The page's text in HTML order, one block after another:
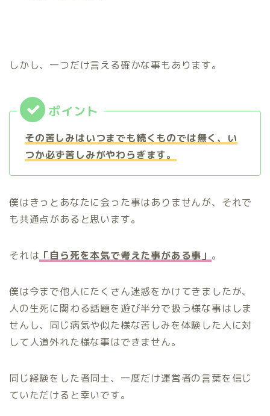
しかし、一つだけ言える確かな事もあります。
その苦しみはいつまでも続くものでは無く、い
つか必ず苦しみがやわらぎます。
僕はきっとあなたに会った事はありませんが、それで
も共通点があると思います。
それは 「自ら死を本気で考えた事がある事」 。
僕は今まで他人にたくさん迷惑をかけてきましたが、
人の生死に関わる話題を遊び半分で扱う様な事はしま
せんし、同じ病気や似た様な苦しみを体験した人に対
して人道外れた様な事はできません。
同じ経験をした者同士、一度だけ運営者の言葉を信じ
ていただけると幸いです。